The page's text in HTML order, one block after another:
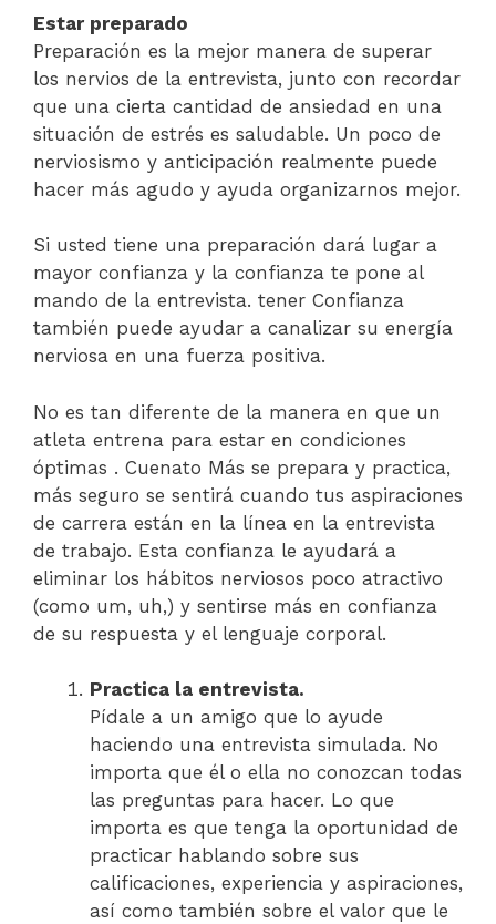
Estar preparado
Preparación es la mejor manera de superar
los nervios de la entrevista, junto con recordar
que una cierta cantidad de ansiedad en una
situación de estrés es saludable. Un poco de
nerviosismo y anticipación realmente puede
hacer más agudo y ayuda organizarnos mejor.
Si usted tiene una preparación dará lugar a
mayor confianza y la confianza te pone al
mando de la entrevista. tener Confianza
también puede ayudar a canalizar su energía
nerviosa en una fuerza positiva.
No es tan diferente de la manera en que un
atleta entrena para estar en condiciones
óptimas . Cuenato Más se prepara y practica,
más seguro se sentirá cuando tus aspiraciones
de carrera están en la línea en la entrevista
de trabajo. Esta confianza le ayudará a
eliminar los hábitos nerviosos poco atractivo
(como um, uh,) y sentirse más en confianza
de su respuesta y el lenguaje corporal.
Practica la entrevista.
Pídale a un amigo que lo ayude
haciendo una entrevista simulada. No
importa que él o ella no conozcan todas
las preguntas para hacer. Lo que
importa es que tenga la oportunidad de
practicar hablando sobre sus
calificaciones, experiencia y aspiraciones,
así como también sobre el valor que le